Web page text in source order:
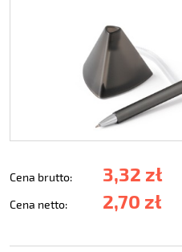
Cena brutto: 3,32 zł
Cena netto: 2,70 zł